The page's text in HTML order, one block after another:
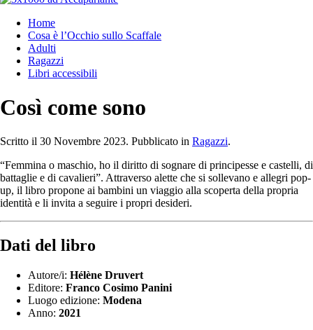
Home
Cosa è l’Occhio sullo Scaffale
Adulti
Ragazzi
Libri accessibili
Così come sono
Scritto il 30 Novembre 2023. Pubblicato in Ragazzi.
“Femmina o maschio, ho il diritto di sognare di principesse e castelli, di
battaglie e di cavalieri”. Attraverso alette che si sollevano e allegri pop-
up, il libro propone ai bambini un viaggio alla scoperta della propria
identità e li invita a seguire i propri desideri.
Dati del libro
Autore/i: Hélène Druvert
Editore: Franco Cosimo Panini
Luogo edizione: Modena
Anno: 2021